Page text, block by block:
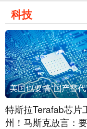
科技
特斯拉Terafab芯片
州！马斯克放言：